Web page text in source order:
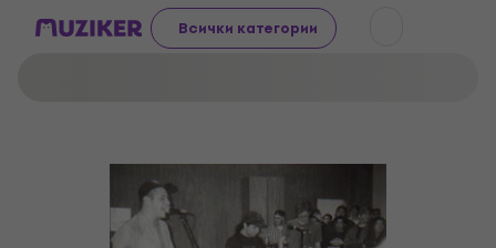
Всички категории